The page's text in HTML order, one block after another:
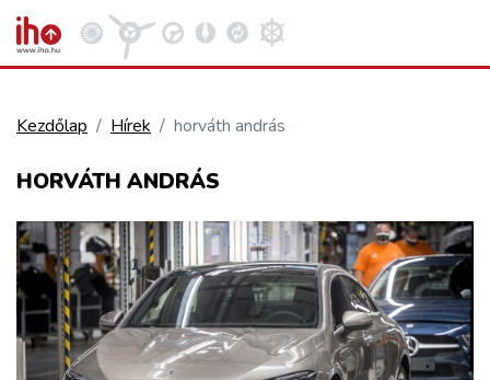
KÖZÚT
REPÜLÉS
KÖZLEKEDÉSFEJLESZTÉS
Kezdőlap Hírek horváth andrás
HORVÁTH ANDRÁS